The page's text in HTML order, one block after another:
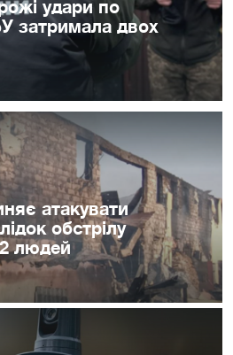
удари по
затримала двох
атакувати
обстрілу
людей